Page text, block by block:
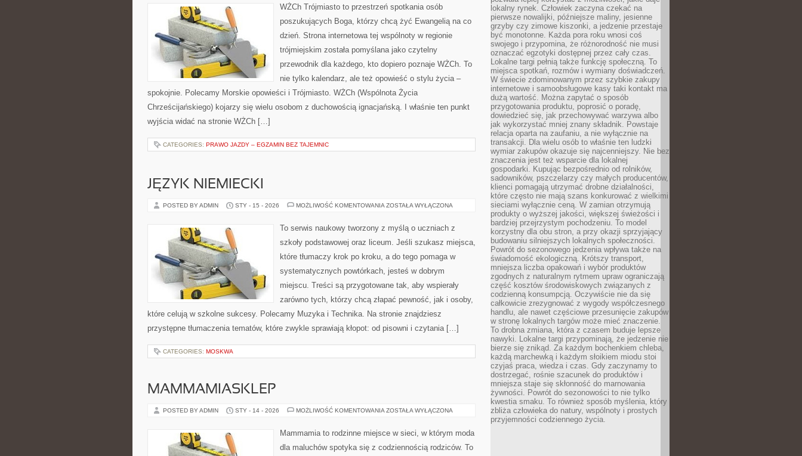
KRAJOBRAZY
WŻCh Trójmiasto to przestrzeń spotkania osób
poszukujących Boga, którzy chcą żyć Ewangelią na co
dzień. Strona internetowa tej wspólnoty w regionie
trójmiejskim została pomyślana jako czytelny
przewodnik dla każdego, kto dopiero poznaje WŻCh. To
nie tylko kalendarz, ale też opowieść o stylu życia –
spokojnie. Polecamy Morskie opowieści i Trójmiasto. WŻCh (Wspólnota Życia
Chrześcijańskiego) kojarzy się wielu osobom z duchowością ignacjańską. I właśnie ten punkt
wyjścia widać na stronie WŻCh […]
CATEGORIES: PRAWO JAZDY – EGZAMIN BEZ TAJEMNIC
JĘZYK NIEMIECKI
POSTED BY ADMIN STY - 15 - 2026 MOŻLIWOŚĆ KOMENTOWANIA JĘZYK
ZOSTAŁA WYŁĄCZONA
To serwis naukowy tworzony z myślą o uczniach z
szkoły podstawowej oraz liceum. Jeśli szukasz miejsca,
które tłumaczy krok po kroku, a do tego pomaga w
systematycznych powtórkach, jesteś w dobrym
miejscu. Treści są przygotowane tak, aby wspierały
zarówno tych, którzy chcą złapać pewność, jak i osoby,
które celują w szkolne sukcesy. Polecamy Muzyka i Technika. Na stronie znajdziesz
przystępne tłumaczenia tematów, które zwykle sprawiają kłopot: od pisowni i czytania […]
CATEGORIES: MOSKWA
MAMMAMIASKLEP
POSTED BY ADMIN STY - 14 - 2026 MOŻLIWOŚĆ KOMENTOWANIA MAMMAMIASKLEP
ZOSTAŁA WYŁĄCZONA
Mammamia to rodzinne miejsce w sieci, w którym moda
dla maluchów spotyka się z codziennością rodziców. To
lokalny rynek. Człowiek zaczyna czekać na
pierwsze nowalijki, późniejsze maliny, jesienne
grzyby czy zimowe kiszonki, a jedzenie przestaje
być monotonne. Każda pora roku wnosi coś
swojego i przypomina, że różnorodność nie musi
oznaczać egzotyki dostępnej przez cały czas.
Lokalne targi pełnią także funkcję społeczną. To
miejsca spotkań, rozmów i wymiany doświadczeń.
W świecie zdominowanym przez szybkie zakupy
internetowe i samoobsługowe kasy taki kontakt ma
dużą wartość. Można zapytać o sposób
przygotowania produktu, poprosić o poradę,
dowiedzieć się, jak przechowywać warzywa albo
jak wykorzystać mniej znany składnik. Powstaje
relacja oparta na zaufaniu, a nie wyłącznie na
transakcji. Dla wielu osób to właśnie ten ludzki
wymiar zakupów okazuje się najcenniejszy. Nie bez
znaczenia jest też wsparcie dla lokalnej
gospodarki. Kupując bezpośrednio od rolników,
sadowników, pszczelarzy czy małych producentów,
klienci pomagają utrzymać drobne działalności,
które często nie mają szans konkurować z wielkimi
sieciami wyłącznie ceną. W zamian otrzymują
produkty o wyższej jakości, większej świeżości i
bardziej przejrzystym pochodzeniu. To model
korzystny dla obu stron, a przy okazji sprzyjający
budowaniu silniejszych lokalnych społeczności.
Powrót do sezonowego jedzenia wpływa także na
świadomość ekologiczną. Krótszy transport,
mniejsza liczba opakowań i wybór produktów
zgodnych z naturalnym rytmem upraw ograniczają
część kosztów środowiskowych związanych z
codzienną konsumpcją. Oczywiście nie da się
całkowicie zrezygnować z wygody współczesnego
handlu, ale nawet częściowe przesunięcie zakupów
w stronę lokalnych targów może mieć znaczenie.
To drobna zmiana, która z czasem buduje lepsze
nawyki. Lokalne targi przypominają, że jedzenie nie
bierze się znikąd. Za każdym bochenkiem chleba,
każdą marchewką i każdym słoikiem miodu stoi
czyjaś praca, wiedza i czas. Gdy zaczynamy to
dostrzegać, rośnie szacunek do produktów i
mniejsza staje się skłonność do marnowania
żywności. Powrót do sezonowości to nie tylko
kwestia smaku. To również sposób myślenia, który
zbliża człowieka do natury, wspólnoty i prostych
przyjemności codziennego życia.